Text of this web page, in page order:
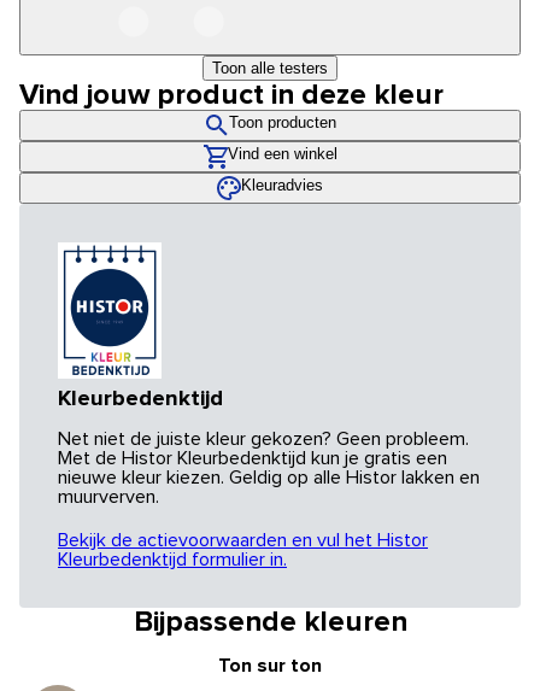
Toon alle testers
Vind jouw product in deze kleur
Toon producten
Vind een winkel
Kleuradvies
Kleurbedenktijd
Net niet de juiste kleur gekozen? Geen probleem.
Met de Histor Kleurbedenktijd kun je gratis een
nieuwe kleur kiezen. Geldig op alle Histor lakken en
muurverven.
Bekijk de actievoorwaarden en vul het Histor
Kleurbedenktijd formulier in.
Bijpassende kleuren
Ton sur ton